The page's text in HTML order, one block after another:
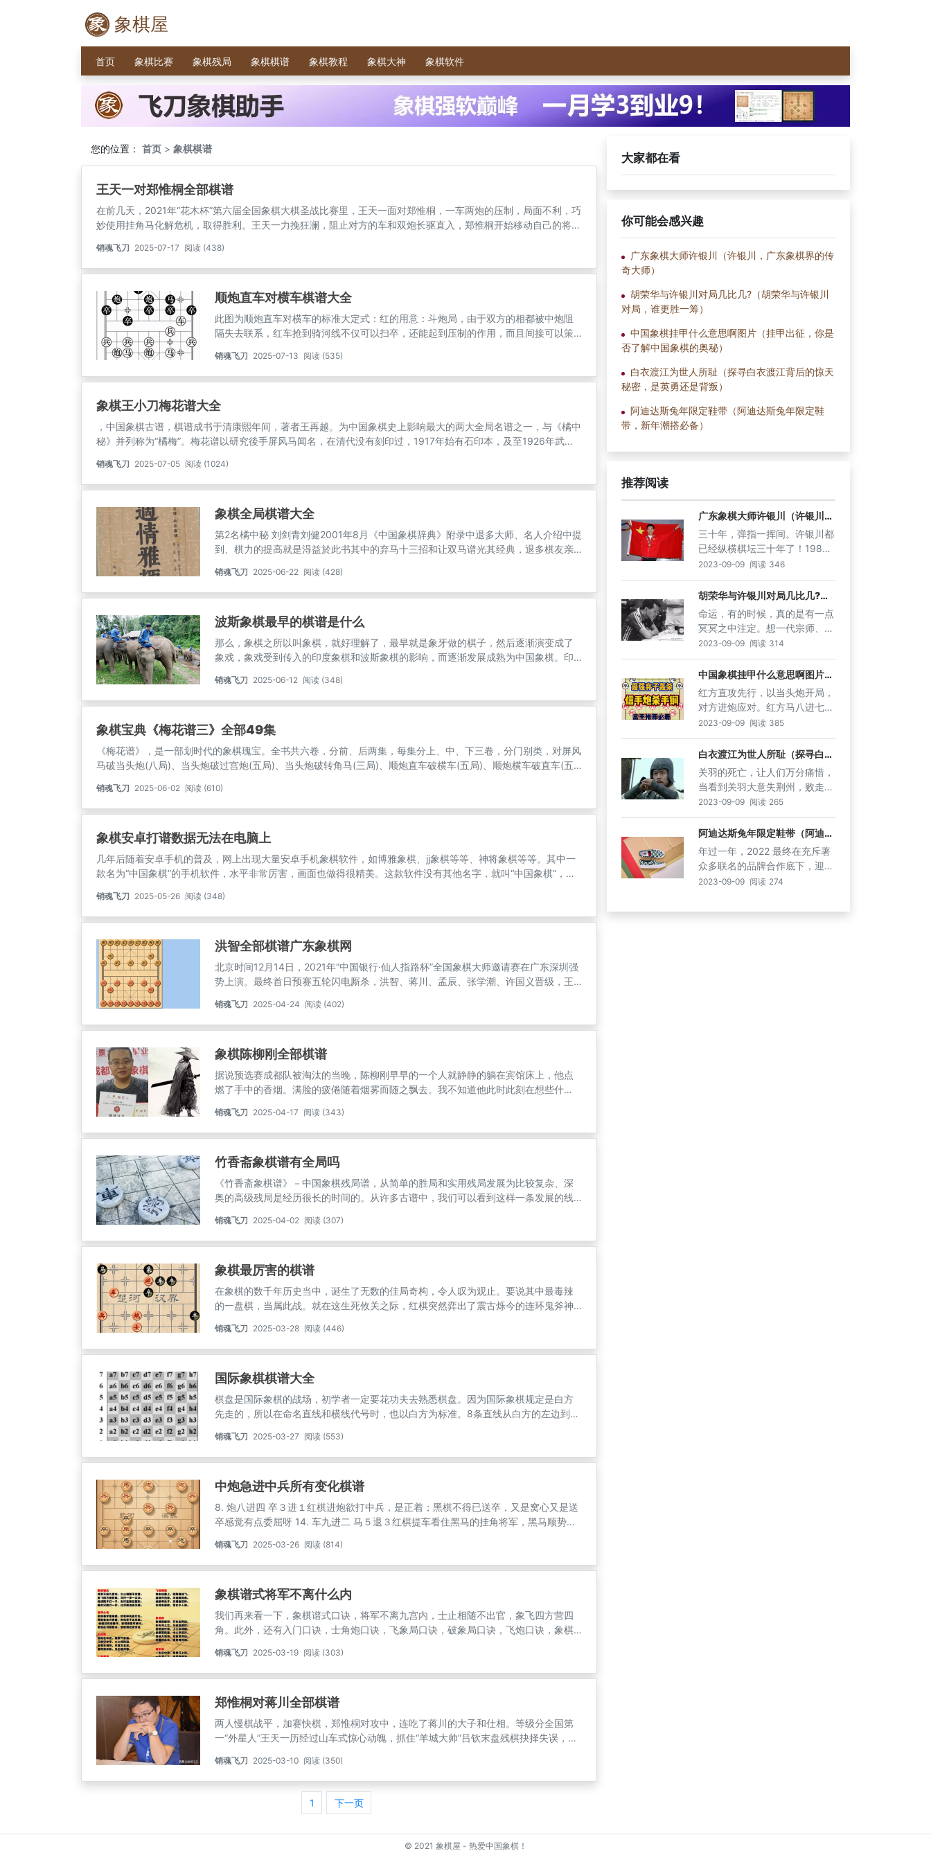
象棋屋
首页 象棋比赛 象棋残局 象棋棋谱 象棋教程 象棋大神 象棋软件
您的位置： 首页 > 象棋棋谱
王天一对郑惟桐全部棋谱
在前几天，2021年“花木杯”第六届全国象棋大棋圣战比赛里，王天一面对郑惟桐，一车两炮的压制，局面不利，巧
妙使用挂角马化解危机，取得胜利。王天一力挽狂澜，阻止对方的车和双炮长驱直入，郑惟桐开始移动自己的将来
有一步是多余的，所有棋子都发挥了作用。
销魂飞刀 2025-07-17 阅读 (438)
顺炮直车对横车棋谱大全
此图为顺炮直车对横车的标准大定式：红的用意：斗炮局，由于双方的相都被中炮阻
隔失去联系，红车抢到骑河线不仅可以扫卒，还能起到压制的作用，而且间接可以策
作为黑方第一感觉应该是不让红车通头，飞起边象，顺势活通自己的暗车，应该也不
失为一种对策，但是问题在于本身就是后手阵型有太飘，开局就飞了个边象为后续埋
销魂飞刀 2025-07-13 阅读 (535)
象棋王小刀梅花谱大全
，中国象棋古谱，棋谱成书于清康熙年间，著者王再越。为中国象棋史上影响最大的两大全局名谱之一，与《橘中
秘》并列称为“橘梅”。梅花谱以研究後手屏风马闻名，在清代没有刻印过，1917年始有石印本，及至1926年武进
没有刻印过，1917年始有石印本，至1926年武进吕思勉校阅，上海文明书局才有铅印本问世。
销魂飞刀 2025-07-05 阅读 (1024)
象棋全局棋谱大全
第2名橘中秘 刘剑青刘健2001年8月《中国象棋辞典》附录中退多大师、名人介绍中提
到、棋力的提高就是淂益於此书其中的弃马十三招和让双马谱光其经典，退多棋友亲
当，借鉴此谱引伸出来的让双马局，成绩居然突飞猛进，真是趋级拉风呀！第4名象棋
杀着大全李德林1996年6月本书是作者根据浩如烟海的古今象棋资料，历时30年币完
容十分丰富。
销魂飞刀 2025-06-22 阅读 (428)
波斯象棋最早的棋谱是什么
那么，象棋之所以叫象棋，就好理解了，最早就是象牙做的棋子，然后逐渐演变成了
象戏，象戏受到传入的印度象棋和波斯象棋的影响，而逐渐发展成熟为中国象棋。印
锦技术和双陆棋）一起，在唐初传入我国。象棋谱《樗薄象戏格》三卷可能是唐代的
著作，在《樗薄象戏格》中，只有“将、马、车、卒”四个兵种，因为棋盘用的还是黑白
来象棋相互融合的历史时期。
销魂飞刀 2025-06-12 阅读 (348)
象棋宝典《梅花谱三》全部49集
《梅花谱》，是一部划时代的象棋瑰宝。全书共六卷，分前、后两集，每集分上、中、下三卷，分门别类，对屏风
马破当头炮(八局)、当头炮破过宫炮(五局)、当头炮破转角马(三局)、顺炮直车破横车(五局)、顺炮横车破直车(五
深刻、精巧，如行云流水，华美奔放。
销魂飞刀 2025-06-02 阅读 (610)
象棋安卓打谱数据无法在电脑上
几年后随着安卓手机的普及，网上出现大量安卓手机象棋软件，如博雅象棋、jj象棋等等、神将象棋等等。其中一
款名为“中国象棋”的手机软件，水平非常厉害，画面也做得很精美。这款软件没有其他名字，就叫“中国象棋”，现
8盘左右。
销魂飞刀 2025-05-26 阅读 (348)
洪智全部棋谱广东象棋网
北京时间12月14日，2021年“中国银行·仙人指路杯”全国象棋大师邀请赛在广东深圳强
势上演。最终首日预赛五轮闪电厮杀，洪智、蒋川、孟辰、张学潮、许国义晋级，王
道主广东象棋灵魂人物、“羊城大帅”吕钦一仗，双方布局仙人指路对起马，转两头蛇对
卒底炮阵。
销魂飞刀 2025-04-24 阅读 (402)
象棋陈柳刚全部棋谱
据说预选赛成都队被淘汰的当晚，陈柳刚早早的一个人就静静的躺在宾馆床上，他点
燃了手中的香烟。满脸的疲倦随着烟雾而随之飘去。我不知道他此时此刻在想些什
人生。我在想此刻江湖杀神自己也会忍不住发出他内心深处的无限感慨，是呀，这次
预选赛我尽力了，可惜最后功亏一篑。
销魂飞刀 2025-04-17 阅读 (343)
竹香斋象棋谱有全局吗
《竹香斋象棋谱》－中国象棋残局谱，从简单的胜局和实用残局发展为比较复杂、深
奥的高级残局是经历很长的时间的。从许多古谱中，我们可以看到这样一条发展的线
实用残局为主的，变化比较简单。“心武残篇”凡例第三则说：“旧谱所列残局，使操必
胜之权，黑纵有仙机，亦无得手处，如‘桔中秘’与‘适情雅趣’皆然也。
销魂飞刀 2025-04-02 阅读 (307)
象棋最厉害的棋谱
在象棋的数千年历史当中，诞生了无数的佳局奇构，令人叹为观止。要说其中最毒辣
的一盘棋，当属此战。就在这生死攸关之际，红棋突然弈出了震古烁今的连环鬼斧神
或缺的一手，也是难于揣测的一步。若绕过这步棋直接走下一步棋，则黑车退2杀炮
后，黑车可以1平2兑车，这样一来，红方前面的那着神来之笔立即报销！
销魂飞刀 2025-03-28 阅读 (446)
国际象棋棋谱大全
棋盘是国际象棋的战场，初学者一定要花功夫去熟悉棋盘。因为国际象棋规定是白方
先走的，所以在命名直线和横线代号时，也以白方为标准。8条直线从白方的左边到右
分别用1、2、3、4、5、6、7、8这8个阿拉伯数字表示。因为每个方格都是直线和横
线的交叉点，所以 它们可用直线的拉丁字母和横线的阿拉伯数字结合起来表示，使每
销魂飞刀 2025-03-27 阅读 (553)
中炮急进中兵所有变化棋谱
8. 炮八进四 卒３进１红棋进炮欲打中兵，是正着；黑棋不得已送卒，又是窝心又是送
卒感觉有点委屈呀 14. 车九进二 马５退３红棋提车看住黑马的挂角将军，黑马顺势踩
兵对屏风马平炮兑车经典布局 7. 兵五进一 马３退５不得了急进中兵来了，我们选择马
跳窝心来应对...
销魂飞刀 2025-03-26 阅读 (814)
象棋谱式将军不离什么内
我们再来看一下，象棋谱式口诀，将军不离九宫内，士止相随不出官，象飞四方营四
角。此外，还有入门口诀，士角炮口诀，飞象局口诀，破象局口诀，飞炮口诀，象棋
说中炮，是所有棋局中最难下的，一般马要守护中兵，要补好仕相，防止对手中路的
进攻。
销魂飞刀 2025-03-19 阅读 (303)
郑惟桐对蒋川全部棋谱
两人慢棋战平，加赛快棋，郑惟桐对攻中，连吃了蒋川的大子和仕相。等级分全国第
一“外星人”王天一历经过山车式惊心动魄，抓住“羊城大帅”吕钦末盘残棋抉择失误，反
败赵鑫鑫，南方队谢靖勇猛，慢棋胜赵国荣，郑惟桐快棋赢下蒋川，不过未能拉平，
北方以5比4小比分顽强扳回一城，双方场分打成一比二，总局分13比17。
销魂飞刀 2025-03-10 阅读 (350)
1 下一页
大家都在看
你可能会感兴趣
广东象棋大师许银川（许银川，广东象棋界的传
奇大师）
胡荣华与许银川对局几比几?（胡荣华与许银川
对局，谁更胜一筹）
中国象棋挂甲什么意思啊图片（挂甲出征，你是
否了解中国象棋的奥秘）
白衣渡江为世人所耻（探寻白衣渡江背后的惊天
秘密，是英勇还是背叛）
阿迪达斯兔年限定鞋带（阿迪达斯兔年限定鞋
带，新年潮搭必备）
推荐阅读
广东象棋大师许银川（许银川，
广东象棋界的传奇大师）
三十年，弹指一挥间。许银川都
已经纵横棋坛三十年了！1989
年，年才十四岁的许银川被破格
提拔进广东象棋一队，担当全国
团体赛主力的重任。这在当时，
是不可想象的事情，此前，只有
旷代棋王胡荣华15岁跟众多超一
流同场竞技。看到突然来了这么
一个小伙子，很多的棋手、前辈
传闻轶事。满座都是德高望重的
前辈，泰斗、宗师、冠军、特
大、大师，14岁的许银川看上去
让人觉得很可爱，有传说，当场
就有想带许银川去买糖吃和买零
食的。
2023-09-09 阅读 346
胡荣华与许银川对局几比几?
（胡荣华与许银川对局，谁更胜
一筹）
命运，有的时候，真的是有一点
冥冥之中注定。想一代宗师、棋
坛泰斗，司令胡荣华，十四次获
得全国冠军，十连霸。他对阵许
银川，都是一贯获胜。而正好在
1993年个人赛上，胡荣华就执
先手输给了许银川，在这届比赛
上，十八岁的许银川横空出世，
借着生涯首次战胜胡司令的威
完成了胡荣华之后，第二年轻夺
冠的棋手。
2023-09-09 阅读 314
中国象棋挂甲什么意思啊图片
（挂甲出征，你是否了解中国象
棋的奥秘）
红方直攻先行，以当头炮开局，
对方进炮应对。红方马八进七，
马二进三，横车直车平车平车出
车站内。红方先补兵增强中路防
御，过河车要平车吃死马，但只
能被迫如此。跳马吞鞭，再选择
兵分进一黑于反射过河局吃，兵
压马即可。红方先上马二进三，
当平局吃兵压马时再上马，三进
上马踢车的先手之力，黑方自然
挺兵，也控一路马。
2023-09-09 阅读 385
白衣渡江为世人所耻（探寻白衣
渡江背后的惊天秘密，是英勇还
是背叛）
关羽的死亡，让人们万分痛惜，
当看到关羽大意失荆州，败走麦
城的时候，内心有着对曹魏、东
吴的咬牙切齿。但是随着年龄的
增长，慢慢的发现，关羽的失败
绝大多数是因为自己的骄傲自
大，盲目的发动对樊城的战役，
而东吴的奇谋策略确实是精彩，
令人拍手叫好。但是够人对东吴
2023-09-09 阅读 265
阿迪达斯兔年限定鞋带（阿迪达
斯兔年限定鞋带，新年潮搭必
备）
年过一年，2022 最终在充斥著
众多联名的品牌合作底下，迎来
整年以来的完美句点，当然在疫
较冷清，少了许多外出踏青的机
2023-09-09 阅读 274
© 2021 象棋屋 - 热爱中国象棋！